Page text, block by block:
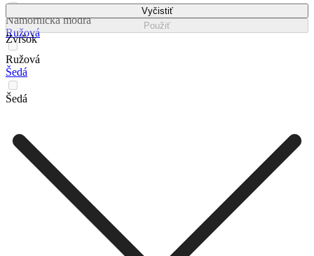
Námornícka modrá
Ružová
Ružová
Šedá
Šedá
Vyčistiť
Použiť
Zvršok